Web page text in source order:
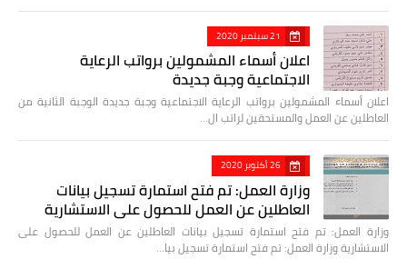
21 سبتمبر 2020
اعلان أسماء المشمولين برواتب الرعاية
الاجتماعية وجبة جديدة
اعلان أسماء المشمولين برواتب الرعاية الاجتماعية وجبة جديدة الوجبة الثانية من
العاطلين عن العمل والمستحقين لراتب ال…
26 أكتوبر 2020
وزارة العمل: تم فتح استمارة تسجيل بيانات
العاطلين عن العمل للحصول على الاستشارية
وزارة العمل: تم فتح استمارة تسجيل بيانات العاطلين عن العمل للحصول على
الاستشارية وزارة العمل: تم فتح استمارة تسجيل بيا…